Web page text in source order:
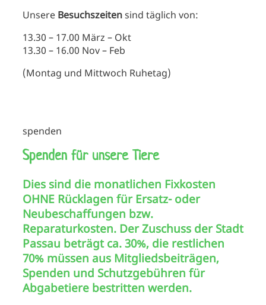
Unsere Besuchszeitensind täglich von:
13.30 – 17.00 März – Okt
13.30 – 16.00 Nov – Feb
(Montag und Mittwoch Ruhetag)
spenden
Spenden für unsere Tiere
Dies sind die monatlichen Fixkosten
OHNE Rücklagen für Ersatz- oder
Neubeschaffungen bzw.
Reparaturkosten. Der Zuschuss der Stadt
Passau beträgt ca. 30%, die restlichen
70% müssen aus Mitgliedsbeiträgen,
Spenden und Schutzgebühren für
Abgabetiere bestritten werden.